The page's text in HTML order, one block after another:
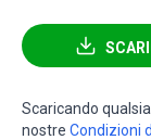
Scaricando
nostre Condizioni